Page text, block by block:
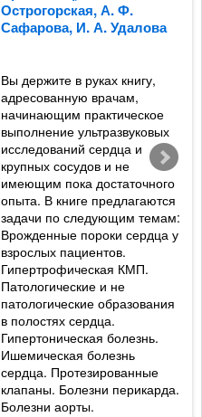
Острогорская, А. Ф.
Сафарова, И. А. Удалова
Вы держите в руках книгу,
адресованную врачам,
начинающим практическое
выполнение ультразвуковых
исследований сердца и
крупных сосудов и не
имеющим пока достаточного
опыта. В книге предлагаются
задачи по следующим темам:
Врожденные пороки сердца у
взрослых пациентов.
Гипертрофическая КМП.
Патологические и не
патологические образования
в полостях сердца.
Гипертоническая болезнь.
Ишемическая болезнь
сердца. Протезированные
клапаны. Болезни перикарда.
Болезни аорты.